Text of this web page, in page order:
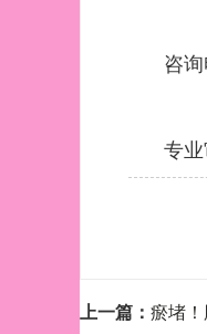
咨
专
上一篇： 瘀堵